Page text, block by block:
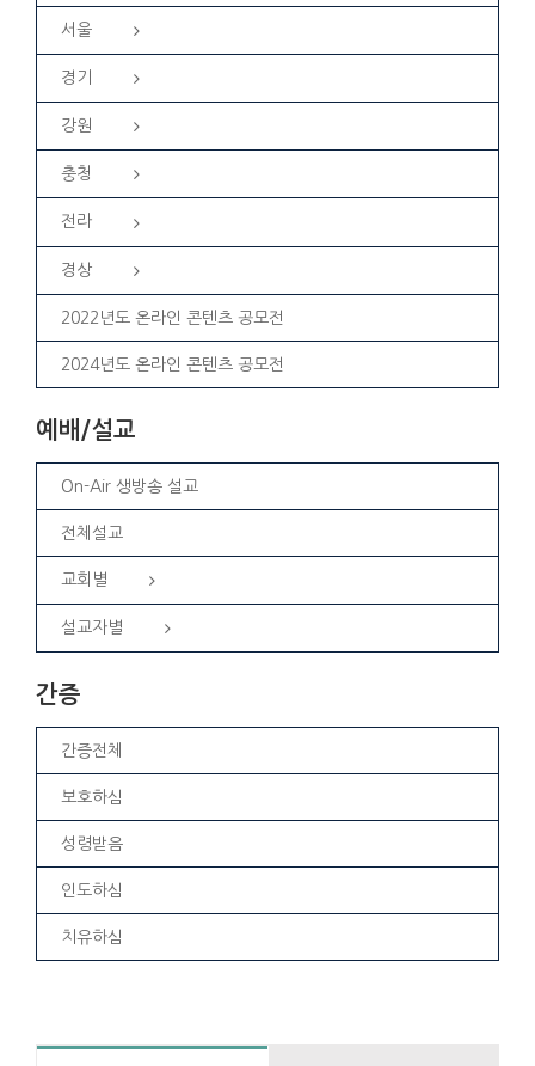
서울
경기
강원
충청
전라
경상
2022년도 온라인 콘텐츠 공모전
2024년도 온라인 콘텐츠 공모전
예배/설교
On-Air 생방송 설교
전체설교
교회별
설교자별
간증
간증전체
보호하심
성령받음
인도하심
치유하심